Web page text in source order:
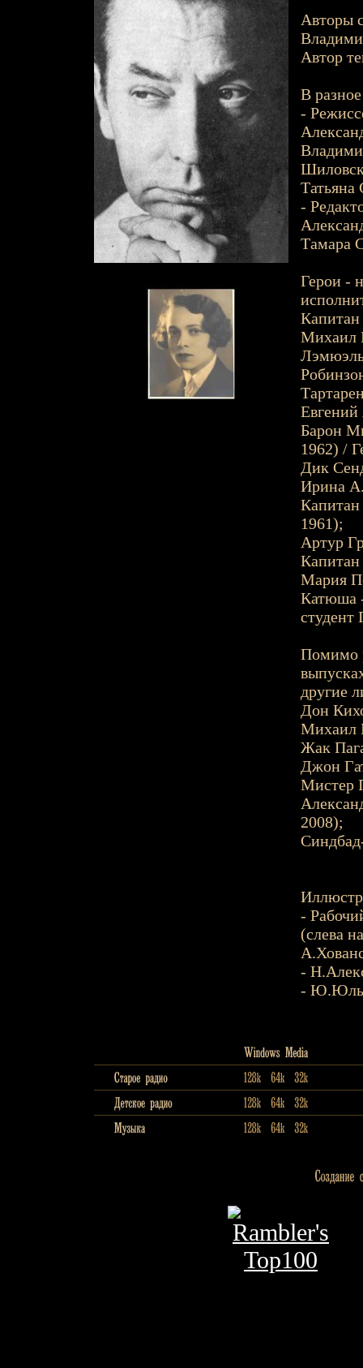
Авторы
Автор
В
-
Татьяна
-
Тамара
Герои -
Михаил
Барон
1962) /
Дик
Ирина
1961);
Артур
Мария
Катюша
студент
Помимо
другие
Дон
Жак
Джон
Мистер
2008);
-
(слева
-
-